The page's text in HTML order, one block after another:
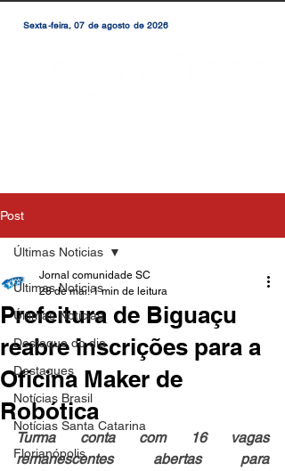
Sexta-feira, 07 de agosto de 2026
Post
Últimas Noticias
Últimas Notícias
Destaque do dia
Destaques
Notícias Brasil
Notícias Santa Catarina
Florianópolis
Últimas Noticias
Prefeitura de Biguaçu
reabre inscrições para a
Oficina Maker de
Robótica
Jornal comunidade SC
28 de mai. 1 min de leitura
Turma conta com 16 vagas
remanescentes abertas para